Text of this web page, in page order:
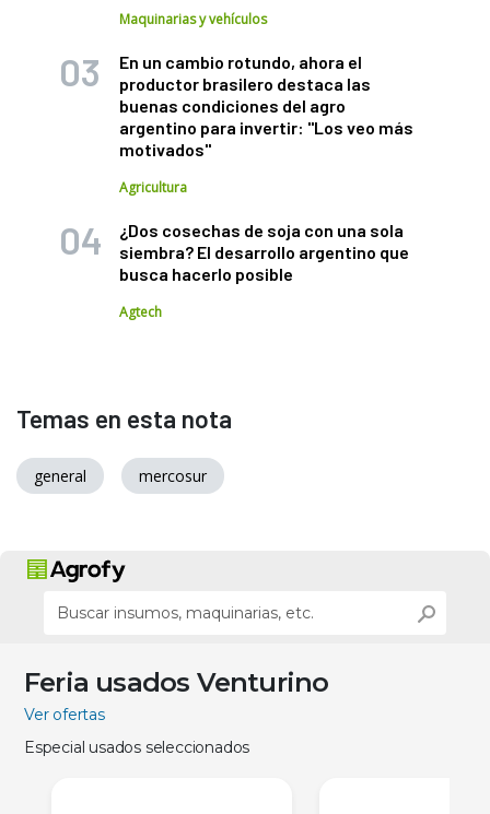
Maquinarias y vehículos
En un cambio rotundo, ahora el
productor brasilero destaca las
buenas condiciones del agro
argentino para invertir: "Los veo más
motivados"
Agricultura
¿Dos cosechas de soja con una sola
siembra? El desarrollo argentino que
busca hacerlo posible
Agtech
Temas en esta nota
general mercosur
Feria usados Venturino
Ver ofertas
Especial usados seleccionados